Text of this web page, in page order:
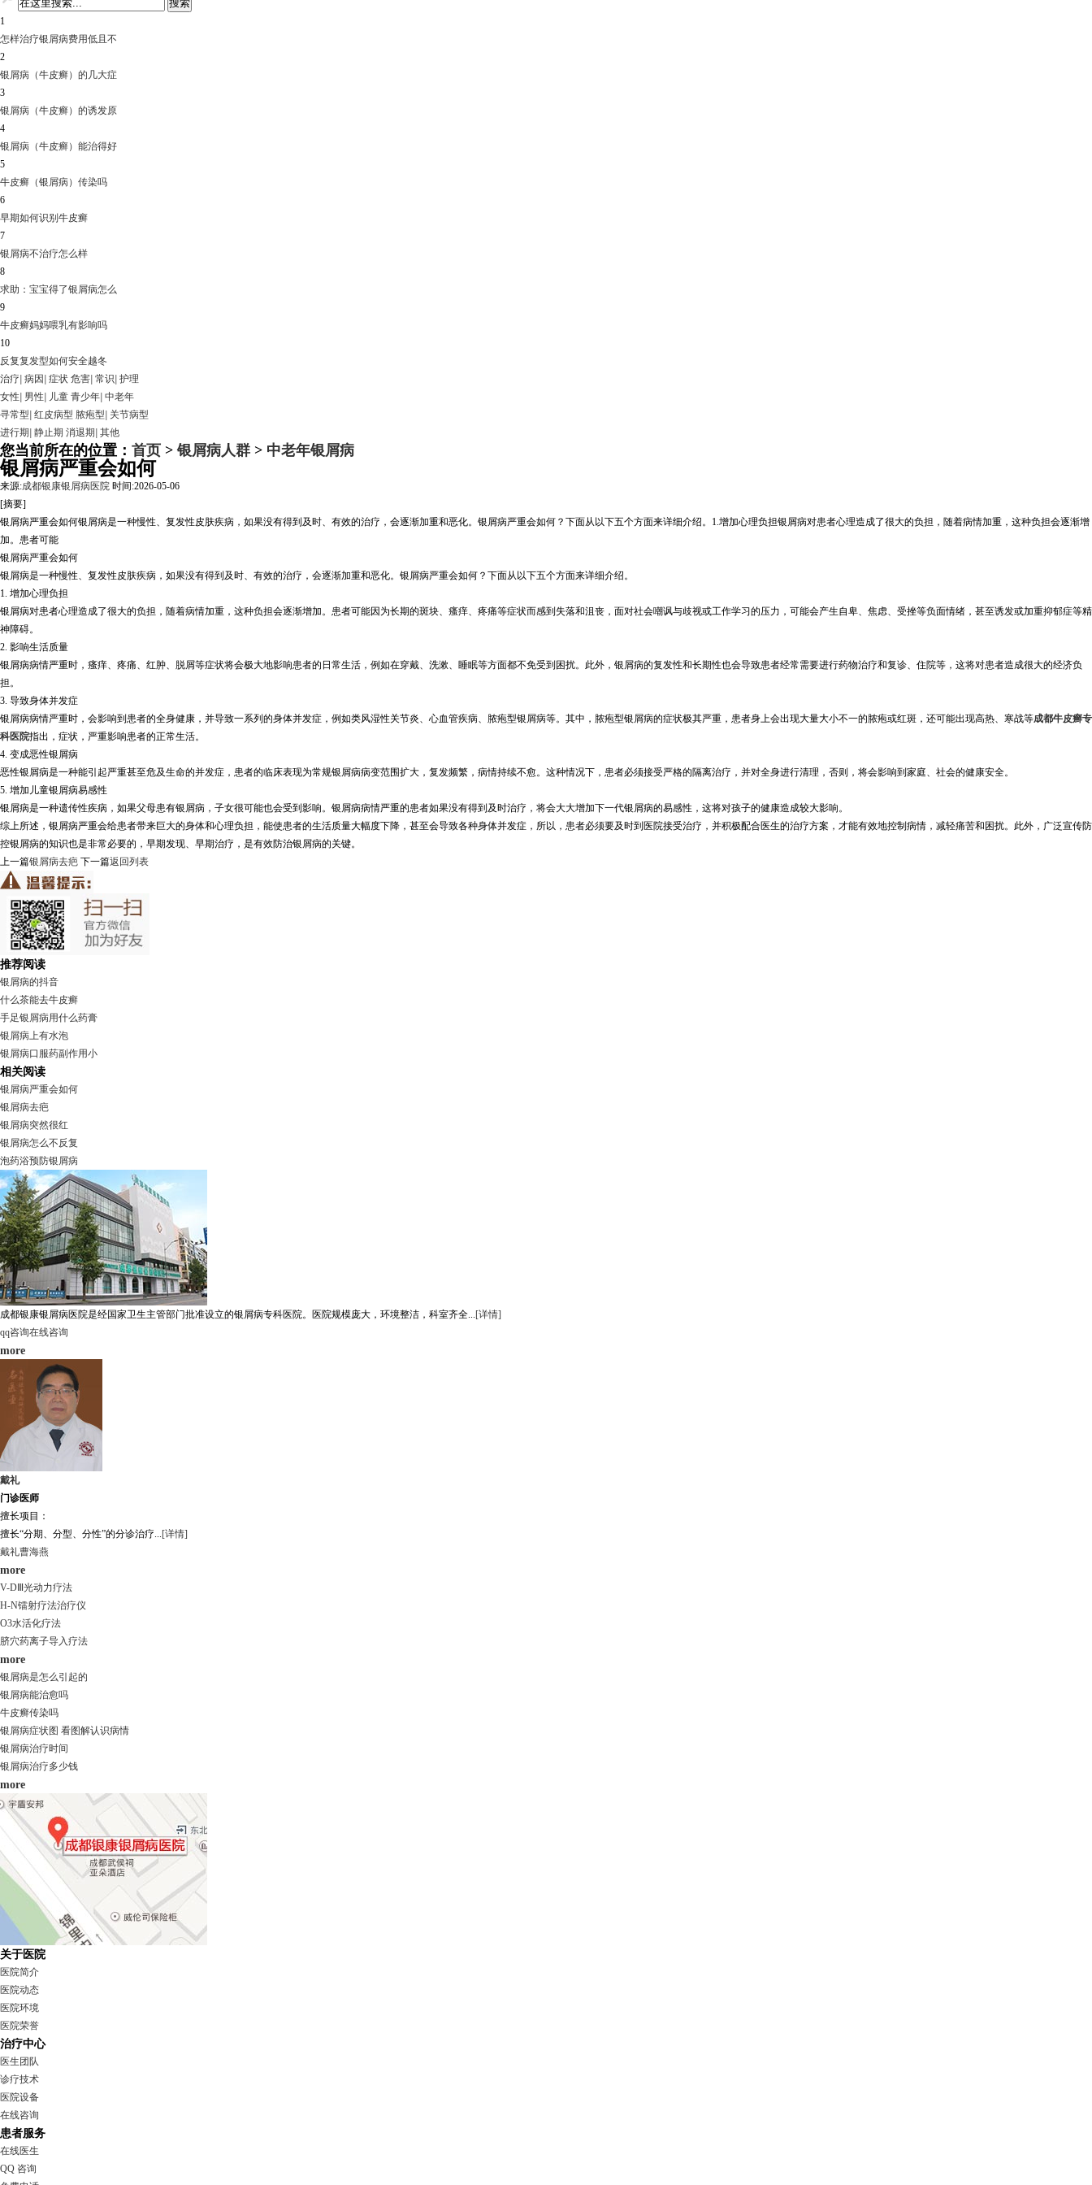
1
怎样治疗银屑病费用低且不
2
银屑病（牛皮癣）的几大症
3
银屑病（牛皮癣）的诱发原
4
银屑病（牛皮癣）能治得好
5
牛皮癣（银屑病）传染吗
6
早期如何识别牛皮癣
7
银屑病不治疗怎么样
8
求助：宝宝得了银屑病怎么
9
牛皮癣妈妈喂乳有影响吗
10
反复复发型如何安全越冬
治疗 病因 症状 危害 常识 护理
女性 男性 儿童 青少年 中老年
寻常型 红皮病型 脓疱型 关节病型
进行期 静止期 消退期 其他
您当前所在的位置： 首页 >银屑病人群 > 中老年银屑病
银屑病严重会如何
来源:成都银康银屑病医院 时间:2026-05-06
[摘要]
银屑病严重会如何银屑病是一种慢性、复发性皮肤疾病，如果没有得到及时、有效的治疗，会逐渐加重和恶化。银屑病严重会如何？下面从以下五个方面来详细介绍。1.增加心理负担银屑病对患者心理造成了很大的负担，随着病情加重，这种负担会逐渐增
加。患者可能
银屑病严重会如何
银屑病是一种慢性、复发性皮肤疾病，如果没有得到及时、有效的治疗，会逐渐加重和恶化。银屑病严重会如何？下面从以下五个方面来详细介绍。
1. 增加心理负担
银屑病对患者心理造成了很大的负担，随着病情加重，这种负担会逐渐增加。患者可能因为长期的斑块、瘙痒、疼痛等症状而感到失落和沮丧，面对社会嘲讽与歧视或工作学习的压力，可能会产生自卑、焦虑、受挫等负面情绪，甚至诱发或加重抑郁症等精
神障碍。
2. 影响生活质量
银屑病病情严重时，瘙痒、疼痛、红肿、脱屑等症状将会极大地影响患者的日常生活，例如在穿戴、洗漱、睡眠等方面都不免受到困扰。此外，银屑病的复发性和长期性也会导致患者经常需要进行药物治疗和复诊、住院等，这将对患者造成很大的经济负
担。
3. 导致身体并发症
银屑病病情严重时，会影响到患者的全身健康，并导致一系列的身体并发症，例如类风湿性关节炎、心血管疾病、脓疱型银屑病等。其中，脓疱型银屑病的症状极其严重，患者身上会出现大量大小不一的脓疱或红斑，还可能出现高热、寒战等成都牛皮癣专
科医院指出，症状，严重影响患者的正常生活。
4. 变成恶性银屑病
恶性银屑病是一种能引起严重甚至危及生命的并发症，患者的临床表现为常规银屑病病变范围扩大，复发频繁，病情持续不愈。这种情况下，患者必须接受严格的隔离治疗，并对全身进行清理，否则，将会影响到家庭、社会的健康安全。
5. 增加儿童银屑病易感性
银屑病是一种遗传性疾病，如果父母患有银屑病，子女很可能也会受到影响。银屑病病情严重的患者如果没有得到及时治疗，将会大大增加下一代银屑病的易感性，这将对孩子的健康造成较大影响。
综上所述，银屑病严重会给患者带来巨大的身体和心理负担，能使患者的生活质量大幅度下降，甚至会导致各种身体并发症，所以，患者必须要及时到医院接受治疗，并积极配合医生的治疗方案，才能有效地控制病情，减轻痛苦和困扰。此外，广泛宣传防
控银屑病的知识也是非常必要的，早期发现、早期治疗，是有效防治银屑病的关键。
上一篇银屑病去疤 下一篇返回列表
推荐阅读
银屑病的抖音
什么茶能去牛皮癣
手足银屑病用什么药膏
银屑病上有水泡
银屑病口服药副作用小
相关阅读
银屑病严重会如何
银屑病去疤
银屑病突然很红
银屑病怎么不反复
泡药浴预防银屑病
成都银康银屑病医院是经国家卫生主管部门批准设立的银屑病专科医院。医院规模庞大，环境整洁，科室齐全...[详情]
qq咨询在线咨询
more
戴礼
门诊医师
擅长项目：
擅长“分期、分型、分性”的分诊治疗...[详情]
戴礼曹海燕
more
V-DⅢ光动力疗法
H-N镭射疗法治疗仪
O3水活化疗法
脐穴药离子导入疗法
more
银屑病是怎么引起的
银屑病能治愈吗
牛皮癣传染吗
银屑病症状图 看图解认识病情
银屑病治疗时间
银屑病治疗多少钱
more
关于医院
医院简介
医院动态
医院环境
医院荣誉
治疗中心
医生团队
诊疗技术
医院设备
在线咨询
患者服务
在线医生
QQ 咨询